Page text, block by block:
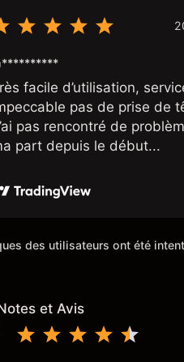
facile d’utilisation,
pas de prise de
pas rencontré de
part depuis le début...
des utilisateurs ont été
et Avis